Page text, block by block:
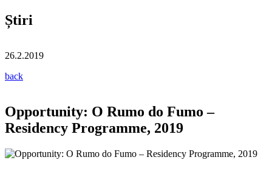
Știri
26.2.2019
back
Opportunity: O Rumo do Fumo –
Residency Programme, 2019